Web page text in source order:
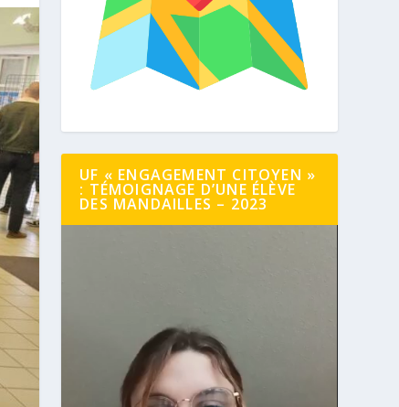
UF « ENGAGEMENT CITOYEN »
: TÉMOIGNAGE D’UNE ÉLÈVE
DES MANDAILLES – 2023